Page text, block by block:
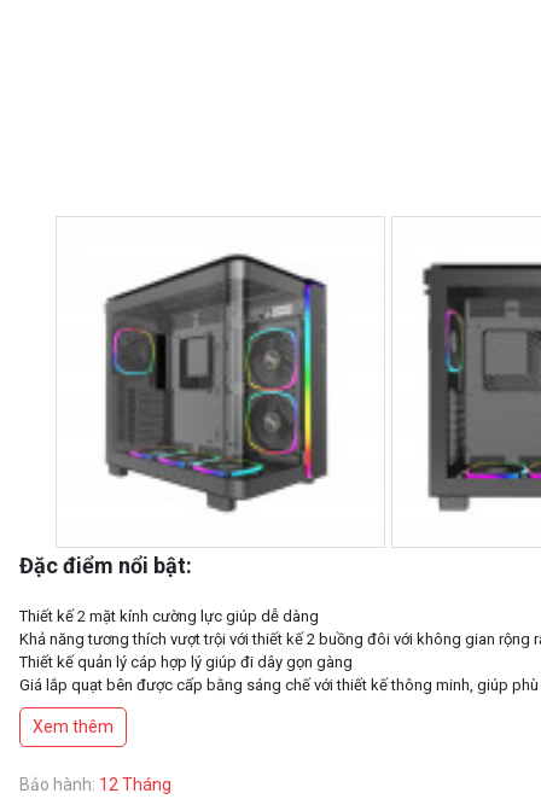
Đặc điểm nổi bật:
Thiết kế 2 mặt kính cường lực giúp dễ dàng
Khả năng tương thích vượt trội với thiết kế 2 buồng đôi với không gian rộng
Thiết kế quản lý cáp hợp lý giúp đi dây gọn gàng
Giá lắp quạt bên được cấp bằng sáng chế với thiết kế thông minh, giúp phù
loại tản nhiệt khác nhau
Đi kèm 6 quạt tản nhiệt ARGB
Tương thích tản nhiệt khí 175mm
Xem thêm
Bảo hành: 12 Tháng